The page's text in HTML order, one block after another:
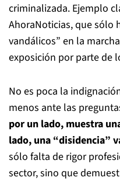
criminalizada. Ejemplo
AhoraNoticias, que sólo
vandálicos” en la
exposición por parte de
No es poca la
menos ante las
por un lado, muestra
lado, una “disidencia”
sólo falta de rigor
sector, sino que